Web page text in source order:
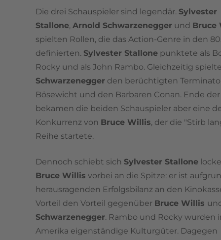
Die drei Schauspieler sind legendär. Sylvester
Stallone, Arnold Schwarzenegger und Bruce
spielten Rollen, die das Action-Genre in den
definierten. Sylvester Stallone punktete als
Rocky und als John Rambo. Gleichzeitig
Schwarzenegger den berüchtigten
Bösewicht und den Barbaren Conan. Ende
bekamen die beiden Schauspieler aber eine
Konkurrenz von Bruce Willis, der die "Stirb
Reihe startete.
Dennoch schiebt sich Sylvester Stallone
Bruce Willis vorbei an die Spitze: er ist
herausragenden Erfolgsbilanz an den
Vorteil den Vorteil gegenüber Bruce Willis
Schwarzenegger. Rambo und Rocky wurden
Amerika eigenständige Kulturgüter. Dagegen